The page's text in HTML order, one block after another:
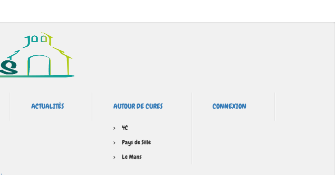
ACTUALITÉS AUTOUR DE CURES
4C
Pays de Sillé
Le Mans
CONNEXION